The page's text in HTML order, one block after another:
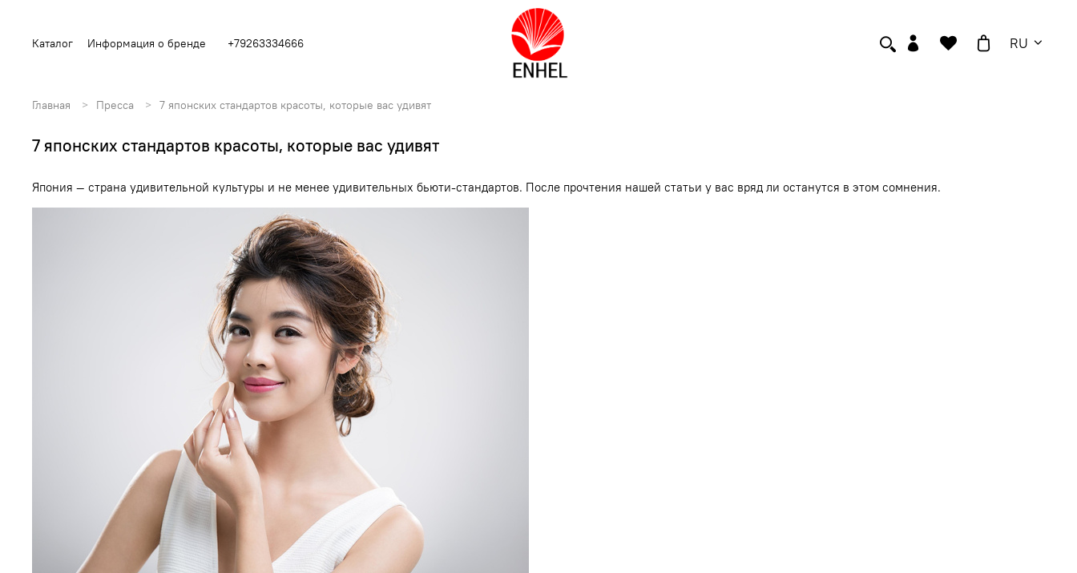
RU
Каталог Информация о бренде +79263334666
Главная Пресса 7 японских стандартов красоты, которые вас удивят
7 японских стандартов красоты, которые вас удивят
Япония — страна удивительной культуры и не менее удивительных бьюти-стандартов. После прочтения нашей статьи у вас вряд ли останутся в этом сомнения.